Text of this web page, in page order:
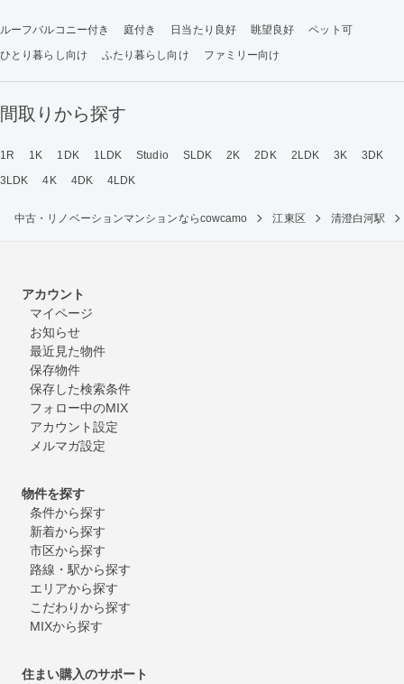
ルーフバルコニー付き 庭付き 日当たり良好 眺望良好
ペット可
ひとり暮らし向け
ふたり暮らし向け ファミリー向け
間取りから探す
1R 1K 1DK 1LDK Studio SLDK 2K 2DK 2LDK 3K
3DK
3LDK
4K 4DK 4LDK
中古・リノベーションマンションならcowcamo 江東区 清澄白河駅
アカウント
マイページ
お知らせ
最近見た物件
保存物件
保存した検索条件
フォロー中のMIX
アカウント設定
メルマガ設定
物件を探す
条件から探す
新着から探す
市区から探す
路線・駅から探す
エリアから探す
こだわりから探す
MIXから探す
住まい購入のサポート